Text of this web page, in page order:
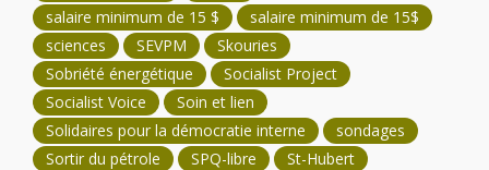
salaire minimum de 15 $
salaire minimum de 15$
sciences
SEVPM
Skouries
Sobriété énergétique
Socialist Project
Socialist Voice
Soin et lien
Solidaires pour la démocratie interne
sondages
Sortir du pétrole
SPQ-libre
St-Hubert